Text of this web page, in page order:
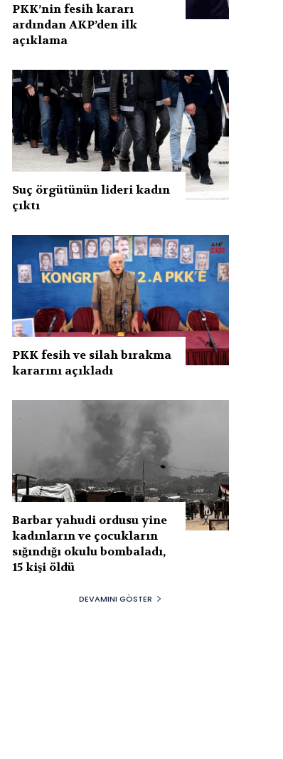
PKK’nin fesih kararı
ardından AKP’den ilk
açıklama
Suç örgütünün lideri kadın
çıktı
PKK fesih ve silah bırakma
kararını açıkladı
Barbar yahudi ordusu yine
kadınların ve çocukların
sığındığı okulu bombaladı,
15 kişi öldü
DEVAMINI GÖSTER